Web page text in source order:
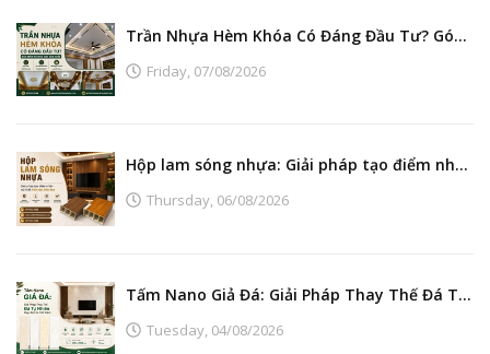
Trần Nhựa Hèm Khóa Có Đáng Đầu Tư? Góc Nhìn Từ Nhà Máy Sản Xuất
Friday, 07/08/2026
Hộp lam sóng nhựa: Giải pháp tạo điểm nhấn nội thất hiện đại, bền đẹp
Thursday, 06/08/2026
Tấm Nano Giả Đá: Giải Pháp Thay Thế Đá Tự Nhiên Đẹp, Bền Và Tiết Kiệm
Tuesday, 04/08/2026